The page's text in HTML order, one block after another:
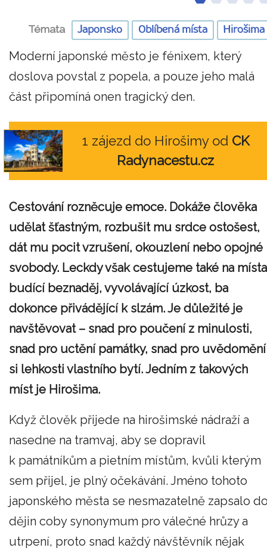
Témata Japonsko Oblíbená místa Hirošima
Moderní japonské město je fénixem, který
doslova povstal z popela, a pouze jeho malá
část připomíná onen tragický den.
1 zájezd do Hirošimy od CK
Radynacestu.cz
Cestování rozněcuje emoce. Dokáže člověka
udělat šťastným, rozbušit mu srdce ostošest,
dát mu pocit vzrušení, okouzlení nebo opojné
svobody. Leckdy však cestujeme také na místa
budící beznaděj, vyvolávající úzkost, ba
dokonce přivádějící k slzám. Je důležité je
navštěvovat – snad pro poučení z minulosti,
snad pro uctění památky, snad pro uvědomění
si lehkosti vlastního bytí. Jedním z takových
míst je Hirošima.
Když člověk přijede na hirošimské nádraží a
nasedne na tramvaj, aby se dopravil
k památníkům a pietním místům, kvůli kterým
sem přijel, je plný očekávání. Jméno tohoto
japonského města se nesmazatelně zapsalo
dějin coby synonymum pro válečné hrůzy a
utrpení, proto snad každý návštěvník nějak